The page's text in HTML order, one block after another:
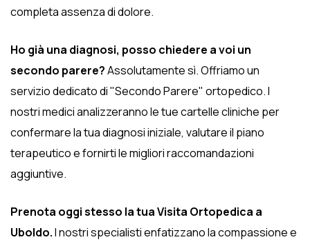
completa assenza di dolore.
Ho già una diagnosi, posso chiedere a voi un
secondo parere?Assolutamente sì. Offriamo un
servizio dedicato di "Secondo Parere" ortopedico. I
nostri medici analizzeranno le tue cartelle cliniche per
confermare la tua diagnosi iniziale, valutare il piano
terapeutico e fornirti le migliori raccomandazioni
aggiuntive.
Prenota oggi stesso la tua Visita Ortopedica a
Uboldo.I nostri specialisti enfatizzano la compassione e